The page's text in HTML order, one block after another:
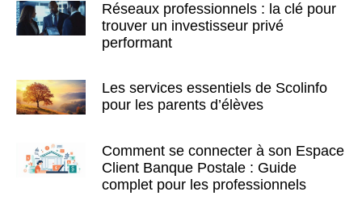
Réseaux professionnels : la clé pour
trouver un investisseur privé
performant
Les services essentiels de Scolinfo
pour les parents d’élèves
Comment se connecter à son Espace
Client Banque Postale : Guide
complet pour les professionnels